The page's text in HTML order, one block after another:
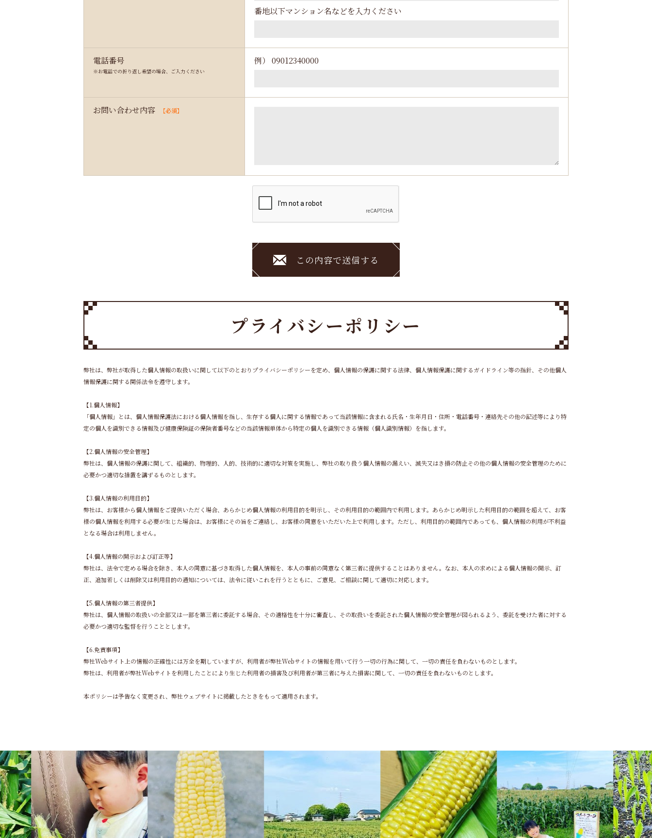
番地以下マンション名などを入力ください
電話番号
※お電話での折り返し希望の場合、ご入力ください
例） 09012340000
お問い合わせ内容 【必須】
この内容で送信する
プライバシーポリシー
弊社は、弊社が取得した個人情報の取扱いに関して以下のとおりプライバシーポリシーを定め、個人情報の保護に関する法律、個人情報保護に関するガイドライン等の指針、その他個人
情報保護に関する関係法令を遵守します。
【1.個人情報】
「個人情報」とは、個人情報保護法における個人情報を指し、生存する個人に関する情報であって当該情報に含まれる氏名・生年月日・住所・電話番号・連絡先その他の記述等により特
定の個人を識別できる情報及び健康保険証の保険者番号などの当該情報単体から特定の個人を識別できる情報（個人識別情報）を指します。
【2.個人情報の安全管理】
弊社は、個人情報の保護に関して、組織的、物理的、人的、技術的に適切な対策を実施し、弊社の取り扱う個人情報の漏えい、滅失又はき損の防止その他の個人情報の安全管理のために
必要かつ適切な措置を講ずるものとします。
【3.個人情報の利用目的】
弊社は、お客様から個人情報をご提供いただく場合、あらかじめ個人情報の利用目的を明示し、その利用目的の範囲内で利用します。あらかじめ明示した利用目的の範囲を超えて、お客
様の個人情報を利用する必要が生じた場合は、お客様にその旨をご連絡し、お客様の同意をいただいた上で利用します。ただし、利用目的の範囲内であっても、個人情報の利用が不利益
となる場合は利用しません。
【4.個人情報の開示および訂正等】
弊社は、法令で定める場合を除き、本人の同意に基づき取得した個人情報を、本人の事前の同意なく第三者に提供することはありません。なお、本人の求めによる個人情報の開示、訂
正、追加若しくは削除又は利用目的の通知については、法令に従いこれを行うとともに、ご意見、ご相談に関して適切に対応します。
【5.個人情報の第三者提供】
弊社は、個人情報の取扱いの全部又は一部を第三者に委託する場合、その適格性を十分に審査し、その取扱いを委託された個人情報の安全管理が図られるよう、委託を受けた者に対する
必要かつ適切な監督を行うこととします。
【6.免責事項】
弊社Webサイト上の情報の正確性には万全を期していますが、利用者が弊社Webサイトの情報を用いて行う一切の行為に関して、一切の責任を負わないものとします。
弊社は、利用者が弊社Webサイトを利用したことにより生じた利用者の損害及び利用者が第三者に与えた損害に関して、一切の責任を負わないものとします。
本ポリシーは予告なく変更され、弊社ウェブサイトに掲載したときをもって適用されます。